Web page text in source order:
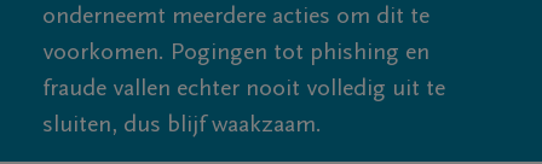
onderneemt meerdere acties om dit te
voorkomen. Pogingen tot phishing en
fraude vallen echter nooit volledig uit te
sluiten, dus blijf waakzaam.